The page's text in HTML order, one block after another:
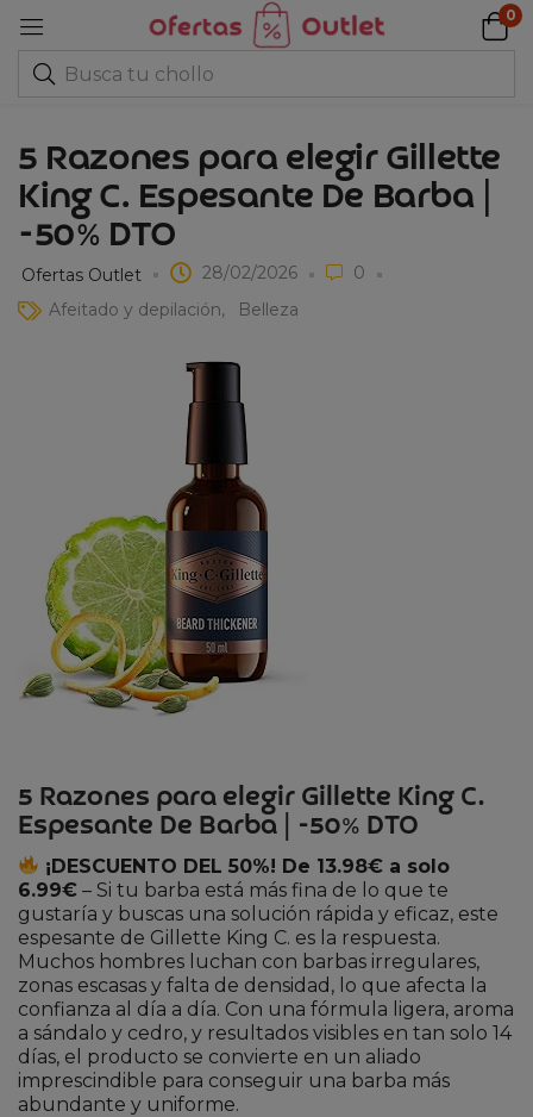
0
5 Razones para elegir Gillette
King C. Espesante De Barba |
-50% DTO
Ofertas Outlet 28/02/2026
0
Afeitado y depilación
Belleza
5 Razones para elegir Gillette King C.
Espesante De Barba | -50% DTO
¡DESCUENTO DEL 50%! De 13.98€ a solo
6.99€ – Si tu barba está más fina de lo que te
gustaría y buscas una solución rápida y eficaz, este
espesante de Gillette King C. es la respuesta.
Muchos hombres luchan con barbas irregulares,
zonas escasas y falta de densidad, lo que afecta la
confianza al día a día. Con una fórmula ligera, aroma
a sándalo y cedro, y resultados visibles en tan solo 14
días, el producto se convierte en un aliado
imprescindible para conseguir una barba más
abundante y uniforme.